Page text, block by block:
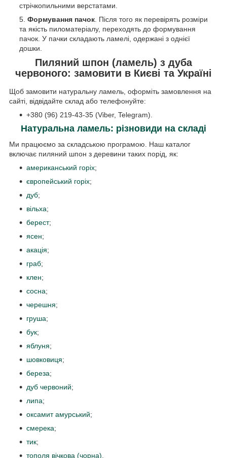
стрічкопильними верстатами.
Формування пачок. Після того як перевірять розміри
та якість пиломатеріалу, переходять до формування
пачок. У пачки складають ламелі, одержані з однієї
дошки.
Пиляний шпон (ламель) з дуба
червоного: замовити в Києві та Україні
Щоб замовити натуральну ламель, оформіть замовлення на
сайті, відвідайте склад або телефонуйте:
+380 (96) 219-43-35 (Viber, Telegram).
Натуральна ламель: різновиди на складі
Ми працюємо за складською програмою. Наш каталог
включає пиляний шпон з деревини таких порід, як:
американський горіх;
європейський горіх;
дуб;
вільха;
берест;
ясен;
акація;
граб;
клен;
сосна;
черешня;
груша;
бук;
яблуня;
шовковиця;
береза;
дуб червоний;
липа;
оксамит амурський;
смерека;
тик;
тополя вічкова (чорна).